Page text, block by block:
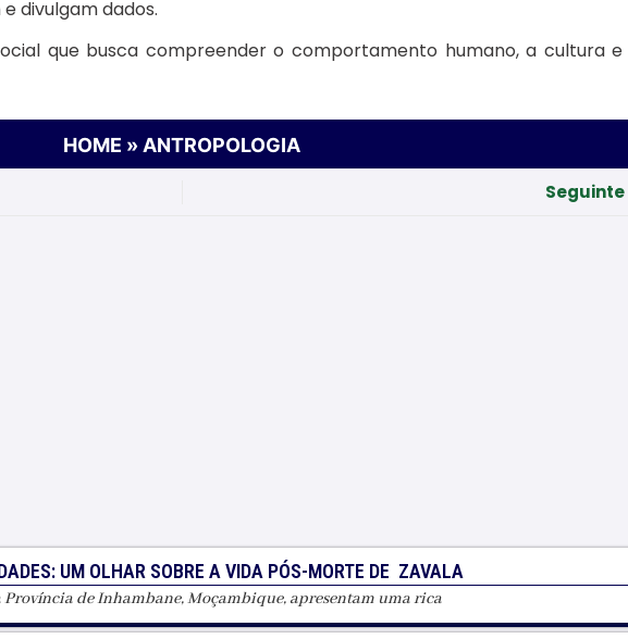
divulgam dados.
que busca compreender o comportamento humano, a cultura
HOME » ANTROPOLOGIA
Seguinte
UM OLHAR SOBRE A VIDA PÓS-MORTE DE ZAVALA
de Inhambane, Moçambique, apresentam uma rica